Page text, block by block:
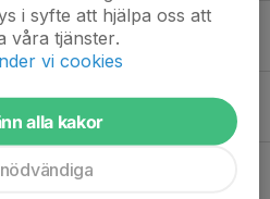
till final – nu ska pokalen hem!
i syfte att hjälpa oss att
våra tjänster.
vi cookies
alla kakor